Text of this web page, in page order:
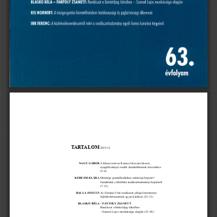
TARTALOM 2015/12.
NAGY GÁBOR A kilencvenéves Katona Géza professzor,
nyugállományú rendőr dandártábornok köszöntése
(5–6)
KEREZSI KLÁRA Minőségi gondolkodáshoz minőségi képzést!
Gondolatok a felsőfokú rendészettudományi képzésről
(7–21)
BALLA ZOLTÁN Az Európai Unió rendészeti jellegű intézményi
fejlődéstörténetének egyes kérdései (22–31)
BLASKÓ BÉLA – FANTOLY ZSANETT
Rendészet a büntetőjog tükrében
– Szamel Lajos munkássága alapján (32–48)